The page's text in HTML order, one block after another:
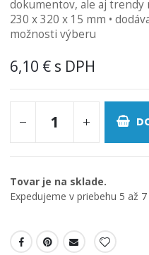
dokumentov, ale aj trendy
230 x 320 x 15 mm •
možnosti výberu
6,10 €
Tovar je na sklade.
Expedujeme v priebehu 5 až